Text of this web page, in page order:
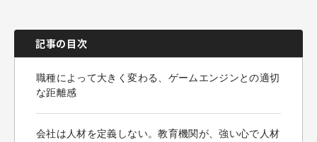
記事の目次
職種によって大きく変わる、ゲームエンジンとの適切
な距離感
会社は人材を定義しない。教育機関が、強い心で人材